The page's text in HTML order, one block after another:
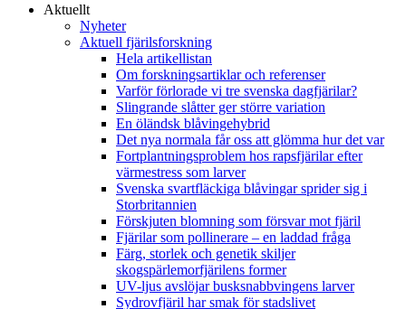
Aktuellt
Nyheter
Aktuell fjärilsforskning
Hela artikellistan
Om forskningsartiklar och referenser
Varför förlorade vi tre svenska dagfjärilar?
Slingrande slåtter ger större variation
En öländsk blåvingehybrid
Det nya normala får oss att glömma hur det var
Fortplantningsproblem hos rapsfjärilar efter
värmestress som larver
Svenska svartfläckiga blåvingar sprider sig i
Storbritannien
Förskjuten blomning som försvar mot fjäril
Fjärilar som pollinerare – en laddad fråga
Färg, storlek och genetik skiljer
skogspärlemorfjärilens former
UV-ljus avslöjar busksnabbvingens larver
Sydrovfjäril har smak för stadslivet